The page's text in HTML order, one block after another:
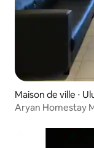
Maison de ville ⋅